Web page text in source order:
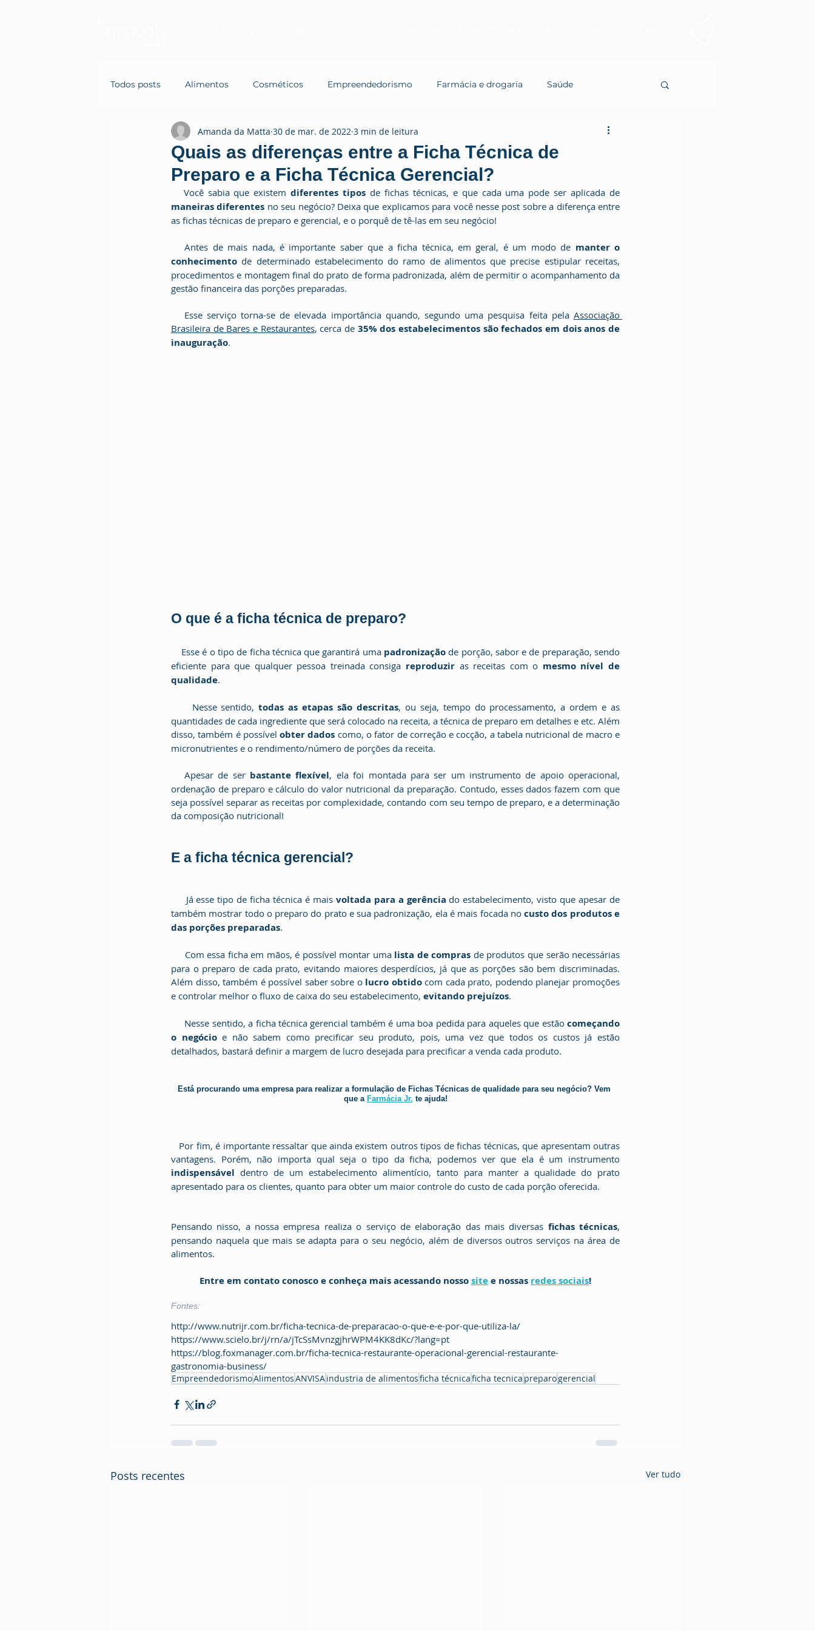
Todos posts Alimentos Cosméticos Empreendedorismo Farmácia e drogaria Saúde
Quais as diferenças entre a Ficha Técnica de
Preparo e a Ficha Técnica Gerencial?
Amanda da Matta 30 de mar. de 2022 3 min de leitura
   Você sabia que existem
diferentes tipos
maneiras diferentes no seu negócio? Deixa que explicamos para você nesse post sobre a diferença entre
as fichas técnicas de preparo e gerencial, e o porquê de tê-las em seu negócio!
   Antes de mais nada, é importante saber que a ficha técnica, em geral, é um modo de
manter o
conhecimento de determinado estabelecimento do ramo de alimentos que precise estipular receitas,
procedimentos e montagem final do prato de forma padronizada, além de permitir o acompanhamento da
gestão financeira das porções preparadas.
   Esse serviço torna-se de elevada importância quando, segundo uma pesquisa feita pela
Associação
Brasileira de Bares e Restaurantes, cerca de 35% dos estabelecimentos são fechados em dois anos de
inauguração.
O que é a ficha técnica de preparo?
    Esse é o tipo de ficha técnica que garantirá uma
padronização de porção, sabor e de preparação, sendo
eficiente para que qualquer pessoa treinada consiga reproduzir as receitas com o mesmo nível de
qualidade.
     Nesse sentido,
todas as etapas são descritas, ou seja, tempo do processamento, a ordem e as
quantidades de cada ingrediente que será colocado na receita, a técnica de preparo em detalhes e etc. Além
disso, também é possível obter dados como, o fator de correção e cocção, a tabela nutricional de macro e
micronutrientes e o rendimento/número de porções da receita.
   Apesar de ser
bastante flexível, ela foi montada para ser um instrumento de apoio operacional,
ordenação de preparo e cálculo do valor nutricional da preparação. Contudo, esses dados fazem com que
seja possível separar as receitas por complexidade, contando com seu tempo de preparo, e a determinação
da composição nutricional!
E a ficha técnica gerencial?
     Já esse tipo de ficha técnica é mais
voltada para a gerência do estabelecimento, visto que apesar de
também mostrar todo o preparo do prato e sua padronização, ela é mais focada no custo dos produtos e
das porções preparadas.
     Com essa ficha em mãos, é possível montar uma
lista de compras de produtos que serão necessárias
para o preparo de cada prato, evitando maiores desperdícios, já que as porções são bem discriminadas.
Além disso, também é possível saber sobre o lucro obtido com cada prato, podendo planejar promoções
e controlar melhor o fluxo de caixa do seu estabelecimento, evitando prejuízos.
     Nesse sentido, a ficha técnica gerencial também é uma boa pedida para aqueles que estão
começando
o negócio e não sabem como precificar seu produto, pois, uma vez que todos os custos já estão
detalhados, bastará definir a margem de lucro desejada para precificar a venda cada produto.
Está procurando uma empresa para realizar a formulação de Fichas Técnicas de qualidade para seu negócio? Vem
que a Farmácia Jr. te ajuda!
indispensável dentro de um estabelecimento alimentício, tanto para manter a qualidade do prato
apresentado para os clientes, quanto para obter um maior controle do custo de cada porção oferecida.
Pensando nisso, a nossa empresa realiza o serviço de elaboração das mais diversas fichas técnicas,
pensando naquela que mais se adapta para o seu negócio, além de diversos outros serviços na área de
alimentos.
Entre em contato conosco e conheça mais acessando nosso site e nossas redes sociais!
Fontes:
http://www.nutrijr.com.br/ficha-tecnica-de-preparacao-o-que-e-e-por-que-utiliza-la/
https://www.scielo.br/j/rn/a/jTcSsMvnzgjhrWPM4KK8dKc/?lang=pt
https://blog.foxmanager.com.br/ficha-tecnica-restaurante-operacional-gerencial-restaurante-
gastronomia-business/
EmpreendedorismoAlimentosANVISAindustria de alimentosficha técnicaficha tecnica preparogerencial
Posts recentes Ver tudo